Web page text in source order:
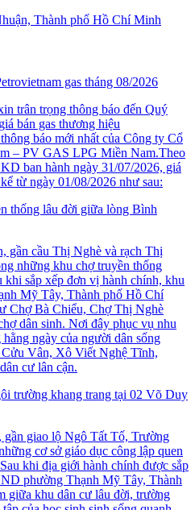
Thành phố Hồ Chí Minh
gas tháng 08/2026
trân trọng thông báo đến Quý
bán gas thương hiệu
báo mới nhất của Công ty Cổ
– PV GAS LPG Miền Nam.Theo
ban hành ngày 31/07/2026, giá
từ ngày 01/08/2026 như sau:
thống lâu đời giữa lòng Bình
gần cầu Thị Nghè và rạch Thị
những khu chợ truyền thống
sắp xếp đơn vị hành chính, khu
Mỹ Tây, Thành phố Hồ Chí
Chợ Bà Chiểu, Chợ Thị Nghè
dân sinh. Nơi đây phục vụ nhu
ngày của người dân sống
Vân, Xô Viết Nghệ Tĩnh,
cư lân cận.
trường khang trang tại 02 Võ Duy
giao lộ Ngô Tất Tố, Trường
cơ sở giáo dục công lập quen
khi địa giới hành chính được sắp
phường Thạnh Mỹ Tây, Thành
khu dân cư lâu đời, trường